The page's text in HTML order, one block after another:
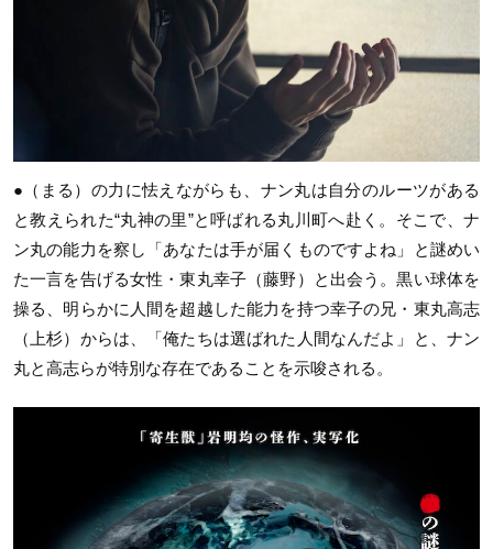
●（まる）の力に怯えながらも、ナン丸は自分のルーツがある
と教えられた“丸神の里”と呼ばれる丸川町へ赴く。そこで、ナ
ン丸の能力を察し「あなたは手が届くものですよね」と謎めい
た一言を告げる女性・東丸幸子（藤野）と出会う。黒い球体を
操る、明らかに人間を超越した能力を持つ幸子の兄・東丸高志
（上杉）からは、「俺たちは選ばれた人間なんだよ」と、ナン
丸と高志らが特別な存在であることを示唆される。